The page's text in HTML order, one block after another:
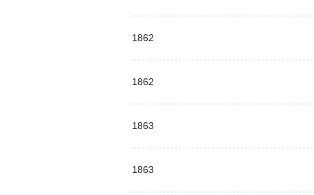
1862
1862
1863
1863